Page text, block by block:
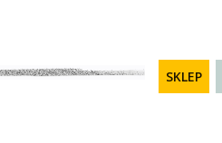
SKLEP